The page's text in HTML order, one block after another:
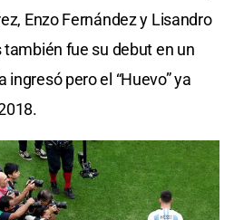
Enzo Fernández y Lisandro
fue su debut en un
pero el “Huevo” ya